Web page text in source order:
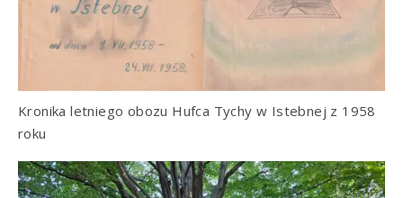
Kronika letniego obozu Hufca Tychy w Istebnej z 1958
roku